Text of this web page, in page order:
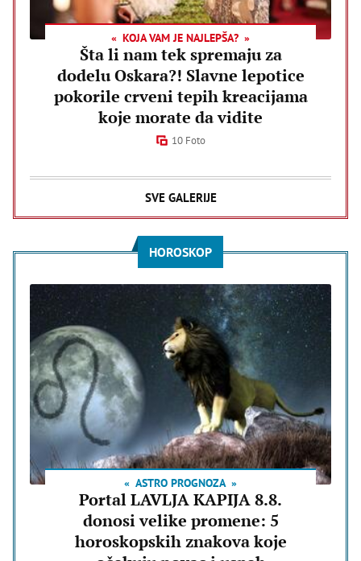
KOJA VAM JE NAJLEPŠA?
Šta li nam tek spremaju za
dodelu Oskara?! Slavne lepotice
pokorile crveni tepih kreacijama
koje morate da vidite
10 Foto
SVE GALERIJE
HOROSKOP
ASTRO PROGNOZA
Portal LAVLJA KAPIJA 8.8.
donosi velike promene: 5
horoskopskih znakova koje